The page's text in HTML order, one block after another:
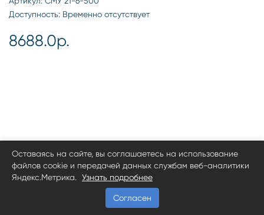
Доступность: Временно отсутствует
8688.0р.
Оставаясь на сайте, вы соглашаетесь на использование
файлов cookie и передачей данных службам веб-аналитики
Яндекс.Метрика.
Узнать подробнее
Согласен